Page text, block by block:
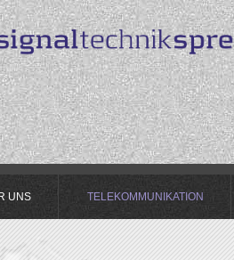
UNS TELEKOMMUNIKATION